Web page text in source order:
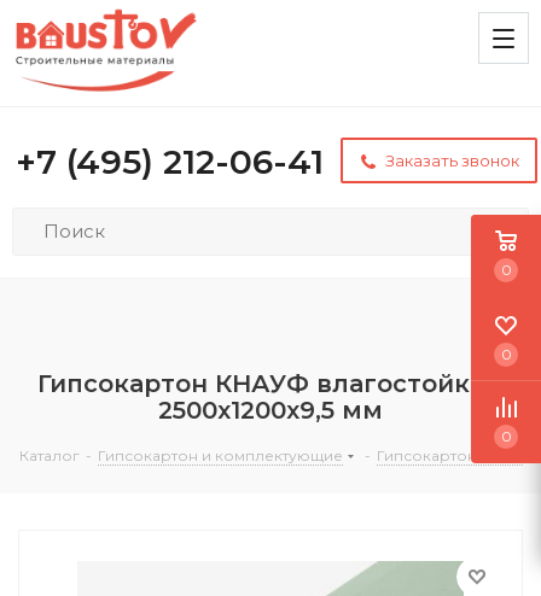
+7 (495) 212-06-41 Заказать звонок
Гипсокартон КНАУФ влагостойкий
2500x1200x9,5 мм
Каталог - Гипсокартон и комплектующие - Гипсокартон Knauf
0
0
0